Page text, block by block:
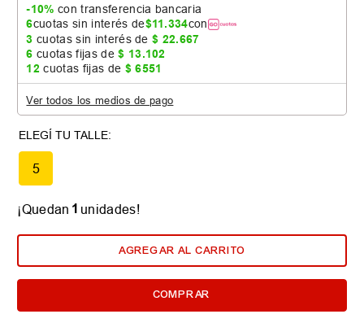
-10% con transferencia bancaria
6cuotas sin interés de$11.334con
3 cuotas sin interés de$ 22.667
6 cuotas fijas de$ 13.102
12 cuotas fijas de $ 6551
Ver todos los medios de pago
5
¡Quedan 1 unidades!
AGREGAR AL CARRITO
COMPRAR